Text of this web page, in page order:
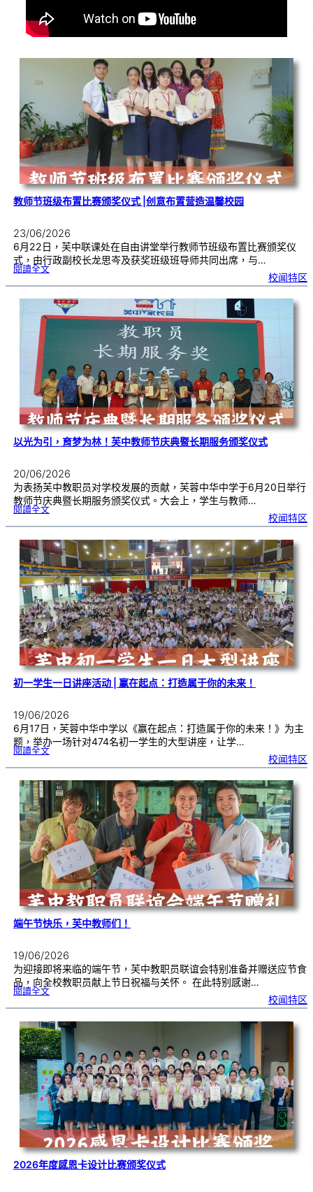
教师节班级布置比赛颁奖仪式 |创意布置营造温馨校园
23/06/2026
6月22日，芙中联课处在自由讲堂举行教师节班级布置比赛颁奖仪
式，由行政副校长龙思岑及获奖班级班导师共同出席，与…
閱讀全文:教
班
布
置
比
颁
奖
温
馨
校
园
校闻特区
以光为引，育梦为林！芙中教师节庆典暨长期服务颁奖仪式
20/06/2026
为表扬芙中教职员对学校发展的贡献，芙蓉中华中学于6月20日举行
教师节庆典暨长期服务颁奖仪式。大会上，学生与教师…
閱讀全文:以
为
引
育
梦
为
林
！
芙
中
教
师
节
庆
典
暨
长
期
服
务
颁
奖
仪
式
校闻特区
初一学生一日讲座活动 | 赢在起点：打造属于你的未来！
19/06/2026
6月17日，芙蓉中华中学以《赢在起点：打造属于你的未来！》为主
题，举办一场针对474名初一学生的大型讲座，让学…
閱讀全文:初
生
日
讲
座
活
动
赢
在
起
点
：
造
属
于
你
的
未
来
！
校闻特区
端午节快乐，芙中教师们！
19/06/2026
为迎接即将来临的端午节，芙中教职员联谊会特别准备并赠送应节食
品，向全校教职员献上节日祝福与关怀。 在此特别感谢…
閱讀全文:端
节
快
，
芙
中
教
师
们
！
校闻特区
2026年度感恩卡设计比赛颁奖仪式